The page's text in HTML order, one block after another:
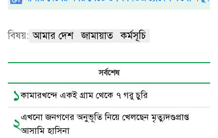
বিষয়: আমার দেশ জামায়াত কর্মসূচি
সর্বশেষ
১কামারখন্দে একই গ্রাম থেকে ৭ গরু চুরি
২এখনো জনগণের অনুভূতি নিয়ে খেলছেন মৃত্যুদণ্ডপ্রাপ্ত
আসামি হাসিনা